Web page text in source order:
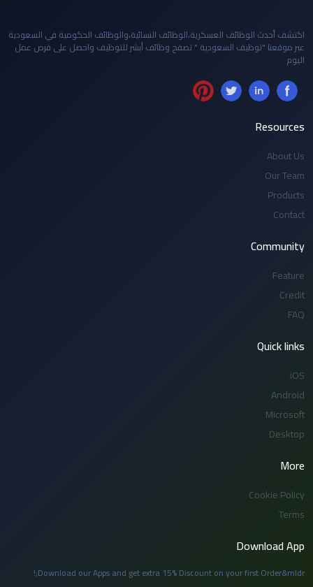
اكتشف أحدث الوظائف العسكرية،الوظائف النسائية،والوظائف الحكومية في السعودية
عبر موقعنا "توظيف السعودية " تصفح وظائف أبشر للتوظيف واحصل على فرص عمل
اليوم
Resources
About Us
Our Team
Products
Contact
Community
Feature
Credit
FAQ
Quick links
iOS
Android
Microsoft
Desktop
More
Cookie Policy
Terms
Download App
Download our Apps and get extra 15% Discount on your first Order&mldr;!